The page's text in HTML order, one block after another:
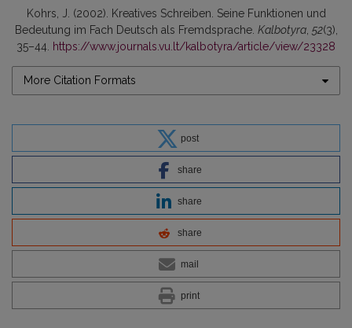
Kohrs, J. (2002). Kreatives Schreiben. Seine Funktionen und
Bedeutung im Fach Deutsch als Fremdsprache. Kalbotyra, 52(3),
35–44.
https://www.journals.vu.lt/kalbotyra/article/view/23328
More Citation Formats
post
share
share
share
mail
print